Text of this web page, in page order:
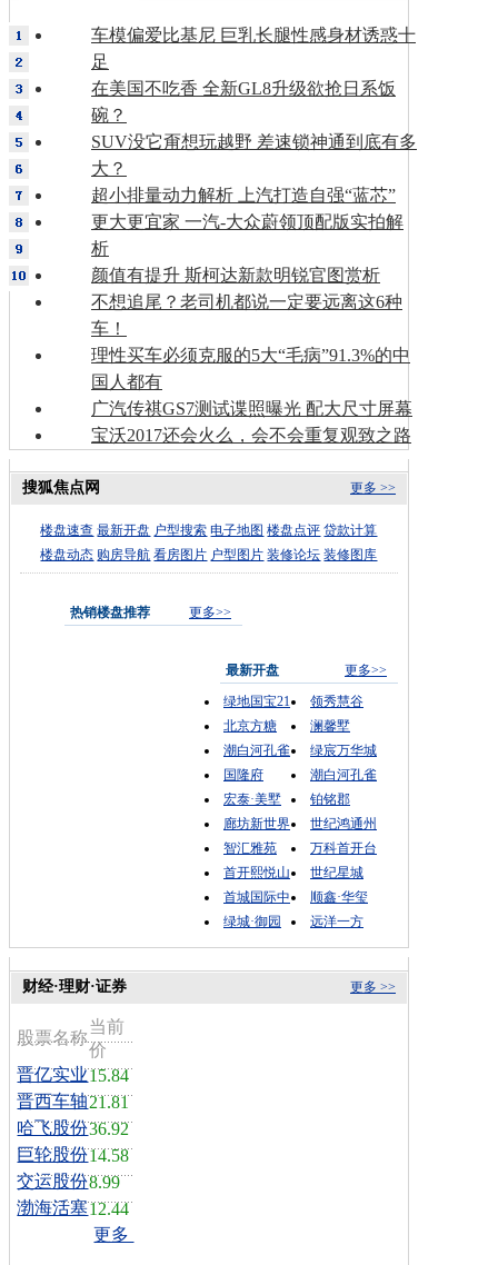
车模偏爱比基尼 巨乳长腿性感身材诱惑十
足
在美国不吃香 全新GL8升级欲抢日系饭
碗？
SUV没它甭想玩越野 差速锁神通到底有多
大？
超小排量动力解析 上汽打造自强“蓝芯”
更大更宜家 一汽-大众蔚领顶配版实拍解
析
颜值有提升 斯柯达新款明锐官图赏析
不想追尾？老司机都说一定要远离这6种
车！
理性买车必须克服的5大“毛病”91.3%的中
国人都有
广汽传祺GS7测试谍照曝光 配大尺寸屏幕
宝沃2017还会火么，会不会重复观致之路
更多 >>
搜狐焦点网
楼盘速查 最新开盘 户型搜索 电子地图 楼盘点评 贷款计算
楼盘动态 购房导航 看房图片 户型图片 装修论坛 装修图库
热销楼盘推荐 更多>>
最新开盘
更多>>
绿地国宝21
领秀慧谷
北京方糖
澜馨墅
潮白河孔雀
绿宸万华城
国隆府
潮白河孔雀
宏泰·美墅
铂铭郡
廊坊新世界
世纪鸿通州
智汇雅苑
万科首开台
首开熙悦山
世纪星城
首城国际中
顺鑫·华玺
绿城·御园
远洋一方
更多 >>
财经·理财·证券
股票名称
当前
价
晋亿实业15.84
晋西车轴21.81
哈飞股份36.92
巨轮股份14.58
交运股份8.99
渤海活塞12.44
更多